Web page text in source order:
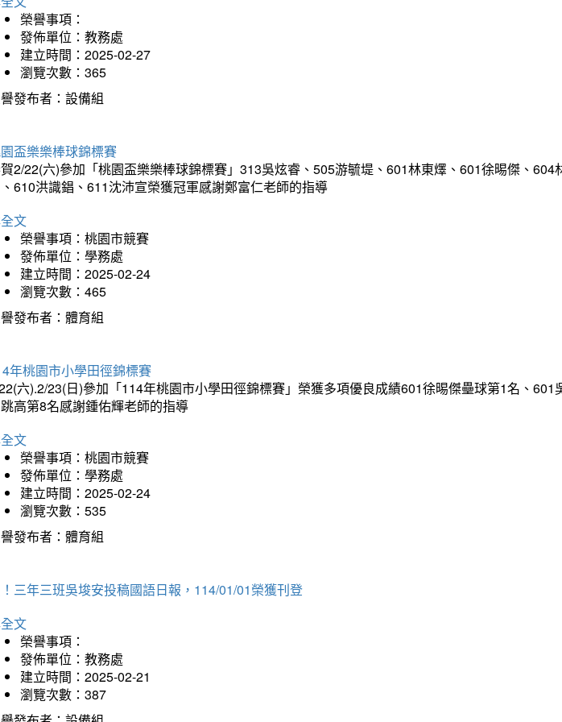
榮譽事項：
發佈單位：教務處
建立時間：2025-02-27
瀏覽次數：365
發布者：設備組
盃樂樂棒球錦標賽
2/22(六)參加「桃園盃樂樂棒球錦標賽」313吳炫睿、505游毓堤、601林東燡、601徐晹傑、
610洪識錩、611沈沛宣榮獲冠軍感謝鄭富仁老師的指導
文
榮譽事項：桃園市競賽
發佈單位：學務處
建立時間：2025-02-24
瀏覽次數：465
發布者：體育組
年桃園市小學田徑錦標賽
六).2/23(日)參加「114年桃園市小學田徑錦標賽」榮獲多項優良成績601徐晹傑壘球第1名、
高第8名感謝鍾佑輝老師的指導
文
榮譽事項：桃園市競賽
發佈單位：學務處
建立時間：2025-02-24
瀏覽次數：535
發布者：體育組
三年三班吳埈安投稿國語日報，114/01/01榮獲刊登
文
榮譽事項：
發佈單位：教務處
建立時間：2025-02-21
瀏覽次數：387